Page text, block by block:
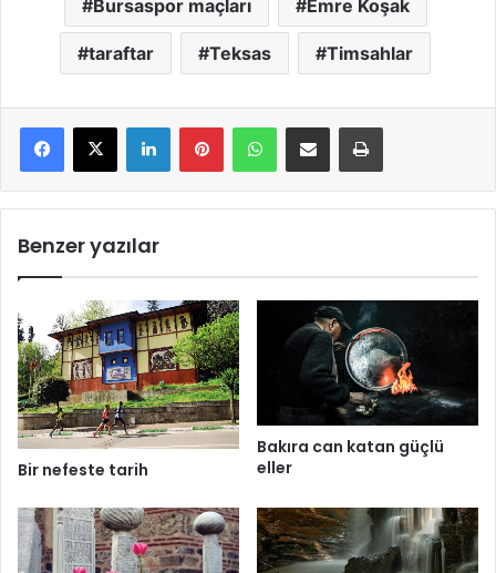
Bursaspor maçları Emre Koşak
taraftar Teksas Timsahlar
Benzer yazılar
Bir nefeste tarih
Bakıra can katan güçlü
eller